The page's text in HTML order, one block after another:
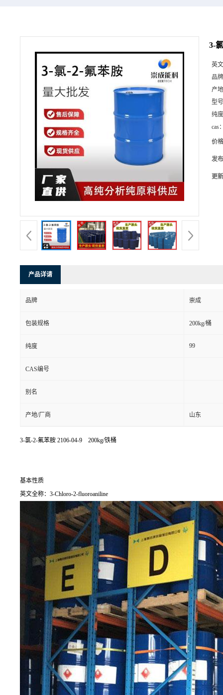
3-
英
品
产
型
纯
cas
价
发
更
产品详请
品牌 崇成
包装规格 200kg/桶
纯度 99
CAS编号
别名
产地/厂商 山东
3-氯-2-氟苯胺 2106-04-9 200kg/铁桶
基本性质
英文全称：3-Chloro-2-fluoroaniline